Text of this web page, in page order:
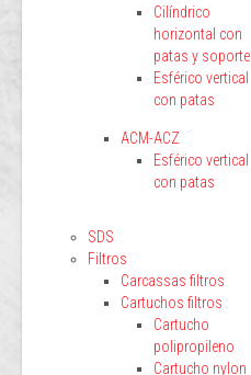
Cilíndrico
horizontal con
patas y soporte
Esférico vertical
con patas
ACM-ACZ
Esférico vertical
con patas
SDS
Filtros
Carcassas filtros
Cartuchos filtros
Cartucho
polipropileno
Cartucho nylon